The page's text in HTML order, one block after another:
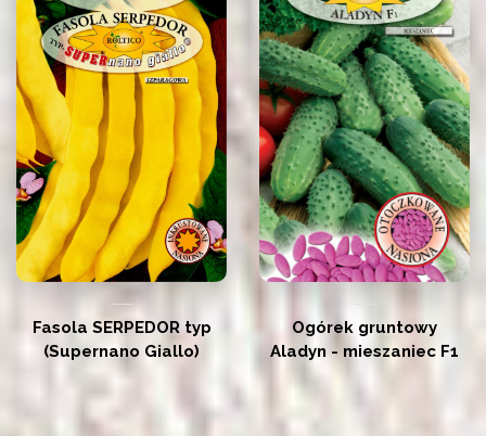
Fasola SERPEDOR typ
(Supernano Giallo)
Ogórek gruntowy
Aladyn - mieszaniec F1